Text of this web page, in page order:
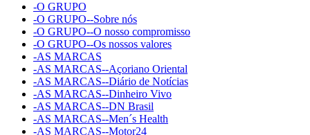
-O GRUPO
-O GRUPO--Sobre nós
-O GRUPO--O nosso compromisso
-O GRUPO--Os nossos valores
-AS MARCAS
-AS MARCAS--Açoriano Oriental
-AS MARCAS--Diário de Notícias
-AS MARCAS--Dinheiro Vivo
-AS MARCAS--DN Brasil
-AS MARCAS--Men´s Health
-AS MARCAS--Motor24